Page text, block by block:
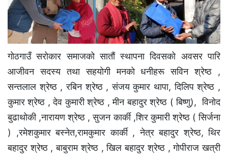
गाेठगाउँ सराेकार समाजको साताैं स्थापना दिवसको अवसर पारि
आजीवन सदस्य तथा सहयाेगी मनकाे धनीहरू सविन श्रेष्ठ ,
सन्तलाल श्रेष्ठ , रबिन श्रेष्ठ , संजय कुमार थापा, दिलिप श्रेष्ठ ,
कुमार श्रेष्ठ , देव कुमारी श्रेष्ठ , मीन बहादुर श्रेष्ठ ( बिष्णु), विनाेद
बुढाथोकी ,नारायण श्रेष्ठ , सुजन कार्की ,शिर कुमारी श्रेष्ठ ( सिर्जना
) ,रमेशकुमार बस्नेत,रामकुमार कार्की , नेत्र बहादुर श्रेष्ठ, थिर
बहादुर श्रेष्ठ , बाबुराम श्रेष्ठ , खिल बहादुर श्रेष्ठ , गाेपीराज खत्री